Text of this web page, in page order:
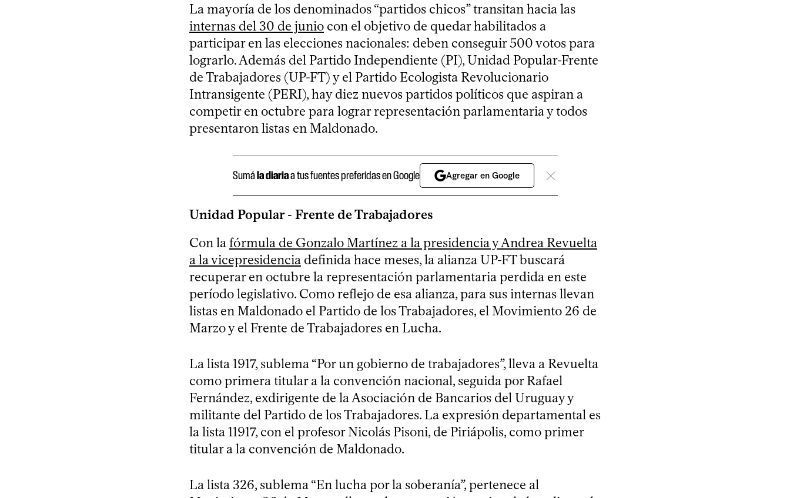
La mayoría de los denominados “partidos chicos” transitan hacia las
internas del 30 de junio con el objetivo de quedar habilitados a
participar en las elecciones nacionales: deben conseguir 500 votos para
lograrlo. Además del Partido Independiente (PI), Unidad Popular-Frente
de Trabajadores (UP-FT) y el Partido Ecologista Revolucionario
Intransigente (PERI), hay diez nuevos partidos políticos que aspiran a
competir en octubre para lograr representación parlamentaria y todos
presentaron listas en Maldonado.
Sumála diariaa tus fuentes preferidas en Google Agregar en Google
Unidad Popular - Frente de Trabajadores
Con lafórmula de Gonzalo Martínez a la presidencia y Andrea Revuelta
a la vicepresidencia definida hace meses, la alianza UP-FT buscará
recuperar en octubre la representación parlamentaria perdida en este
período legislativo. Como reflejo de esa alianza, para sus internas llevan
listas en Maldonado el Partido de los Trabajadores, el Movimiento 26 de
Marzo y el Frente de Trabajadores en Lucha.
La lista 1917, sublema “Por un gobierno de trabajadores”, lleva a Revuelta
como primera titular a la convención nacional, seguida por Rafael
Fernández, exdirigente de la Asociación de Bancarios del Uruguay y
militante del Partido de los Trabajadores. La expresión departamental es
la lista 11917, con el profesor Nicolás Pisoni, de Piriápolis, como primer
titular a la convención de Maldonado.
La lista 326, sublema “En lucha por la soberanía”, pertenece al